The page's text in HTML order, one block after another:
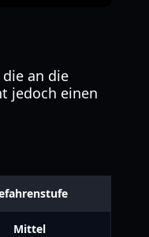
an die
jedoch einen
Mittel